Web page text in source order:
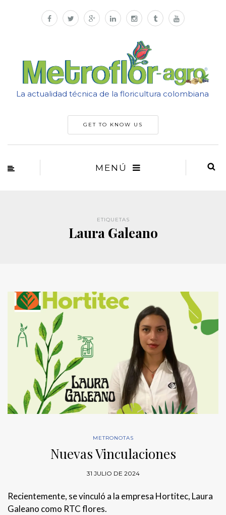
La actualidad técnica de la floricultura colombiana
GET TO KNOW US
MENÚ
ETIQUETAS
Laura Galeano
METRONOTAS
Nuevas Vinculaciones
31 JULIO DE 2024
Recientemente, se vinculó a la empresa Hortitec, Laura
Galeano como RTC flores.